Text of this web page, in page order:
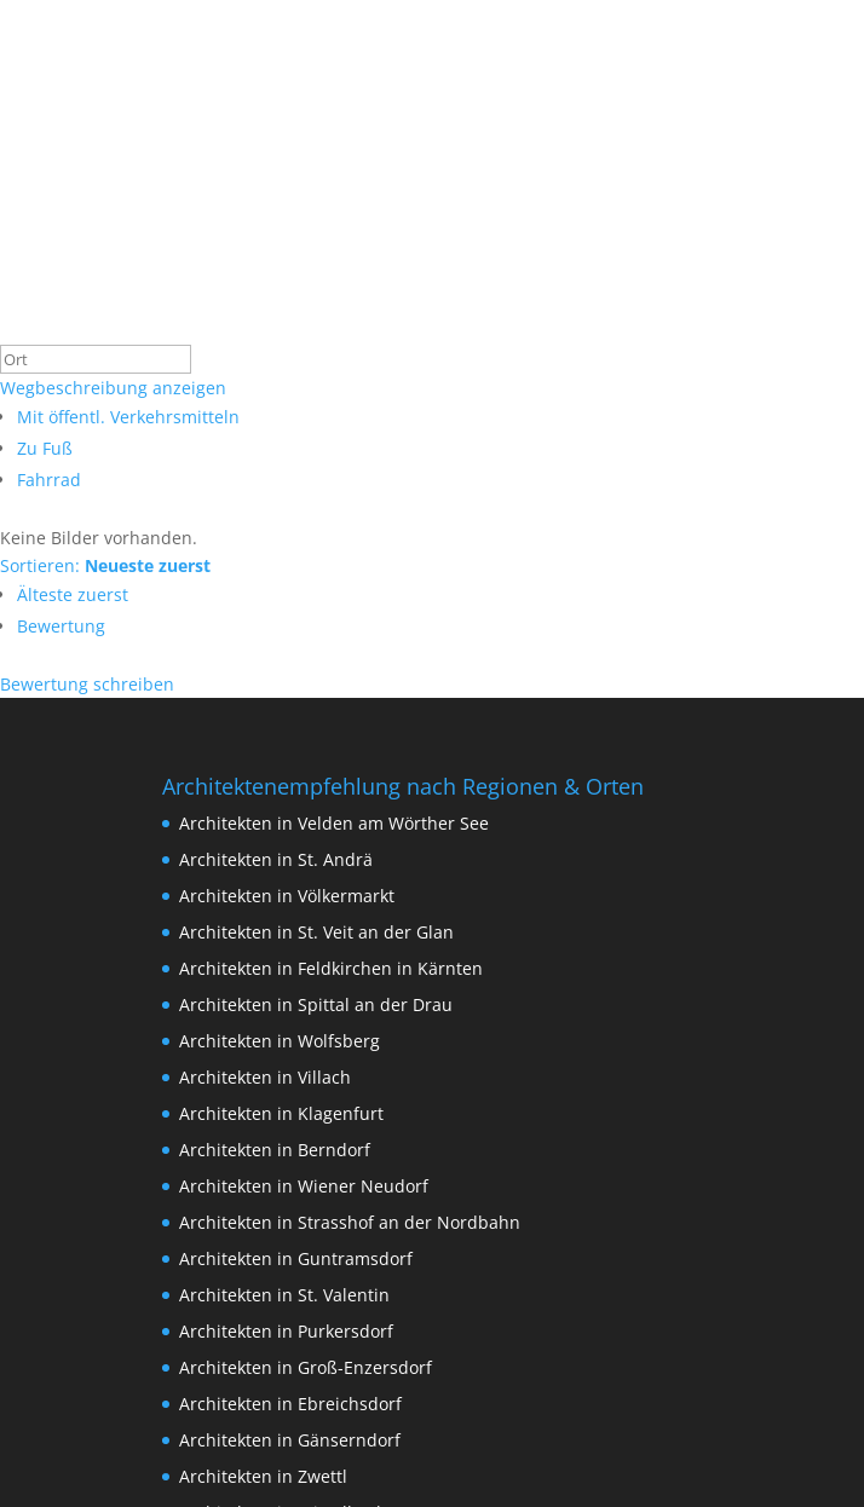
Wegbeschreibung anzeigen
Mit öffentl. Verkehrsmitteln
Zu Fuß
Fahrrad
Keine Bilder vorhanden.
Sortieren: Neueste zuerst
Älteste zuerst
Bewertung
Bewertung schreiben
Architektenempfehlung nach Regionen & Orten
Architekten in Velden am Wörther See
Architekten in St. Andrä
Architekten in Völkermarkt
Architekten in St. Veit an der Glan
Architekten in Feldkirchen in Kärnten
Architekten in Spittal an der Drau
Architekten in Wolfsberg
Architekten in Villach
Architekten in Klagenfurt
Architekten in Berndorf
Architekten in Wiener Neudorf
Architekten in Strasshof an der Nordbahn
Architekten in Guntramsdorf
Architekten in St. Valentin
Architekten in Purkersdorf
Architekten in Groß-Enzersdorf
Architekten in Ebreichsdorf
Architekten in Gänserndorf
Architekten in Zwettl